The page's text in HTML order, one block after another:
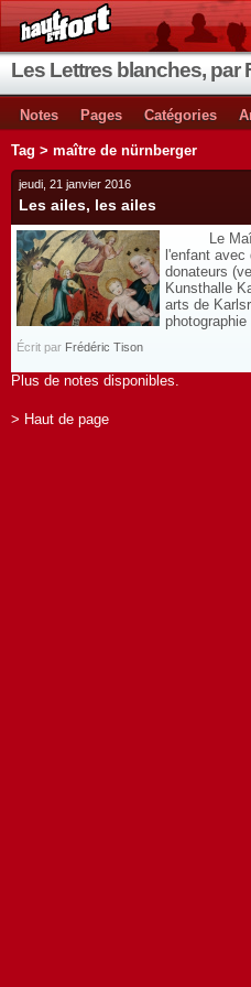
Les Lettres blanches, par
Notes Pages Catégories
Tag > maître de nürnberger
jeudi, 21 janvier 2016
Les ailes, les ailes
Le Maître
l'enfant
donateurs
Kunsthalle
arts de
Écrit par Frédéric Tison
Plus de notes disponibles.
> Haut de page